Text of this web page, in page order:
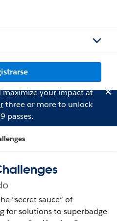
your impact at
three or more to unlock
passes.
“secret sauce” of
for solutions to superbadge